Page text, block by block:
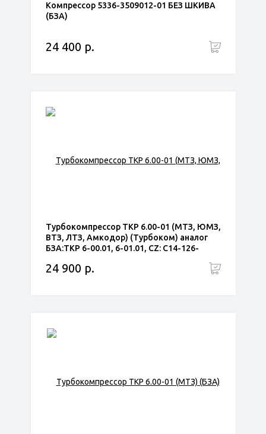
Компрессор 5336-3509012-01 БЕЗ ШКИВА
(БЗА)
24 400 р.
Турбокомпрессор ТКР 6.00-01 (МТЗ, ЮМЗ,
ВТЗ, ЛТЗ, Амкодор) (Турбоком) аналог
БЗА:ТКР 6-00.01, 6-01.01, CZ: С14-126-
24 900 р.